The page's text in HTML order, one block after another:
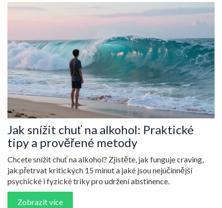
Jak snížit chuť na alkohol: Praktické
tipy a prověřené metody
Chcete snížit chuť na alkohol? Zjistěte, jak funguje craving,
jak přetrvat kritických 15 minut a jaké jsou nejúčinnější
psychické i fyzické triky pro udržení abstinence.
Zobrazit více